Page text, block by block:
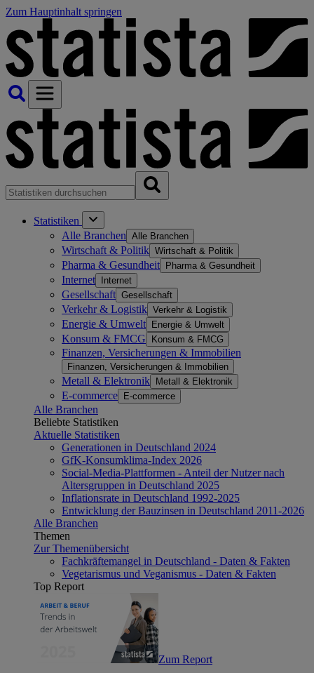
Zum Hauptinhalt springen
Statistiken
Alle Branchen Alle Branchen
Wirtschaft & Politik Wirtschaft & Politik
Pharma & Gesundheit Pharma & Gesundheit
Internet Internet
Gesellschaft Gesellschaft
Verkehr & Logistik Verkehr & Logistik
Energie & Umwelt Energie & Umwelt
Konsum & FMCG Konsum & FMCG
Finanzen, Versicherungen & Immobilien
Finanzen, Versicherungen & Immobilien
Metall & Elektronik Metall & Elektronik
E-commerce E-commerce
Alle Branchen
Beliebte Statistiken
Aktuelle Statistiken
Generationen in Deutschland 2024
GfK-Konsumklima-Index 2026
Social-Media-Plattformen - Anteil der Nutzer nach
Altersgruppen in Deutschland 2025
Inflationsrate in Deutschland 1992-2025
Entwicklung der Bauzinsen in Deutschland 2011-2026
Alle Branchen
Themen
Zur Themenübersicht
Fachkräftemangel in Deutschland - Daten & Fakten
Vegetarismus und Veganismus - Daten & Fakten
Top Report
Zum Report